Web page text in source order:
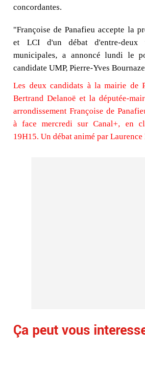
concordantes.
"Françoise de Panafieu accepte la
et LCI d'un débat d'entre-deux
municipales, a annoncé lundi le
candidate UMP, Pierre-Yves
Les deux candidats à la mairie de
Bertrand Delanoë et la députée-
arrondissement Françoise de
à face mercredi sur Canal+, en
19H15. Un débat animé par Laurence
Ça peut vous